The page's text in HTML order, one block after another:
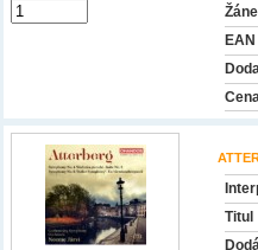
EAN
Titul